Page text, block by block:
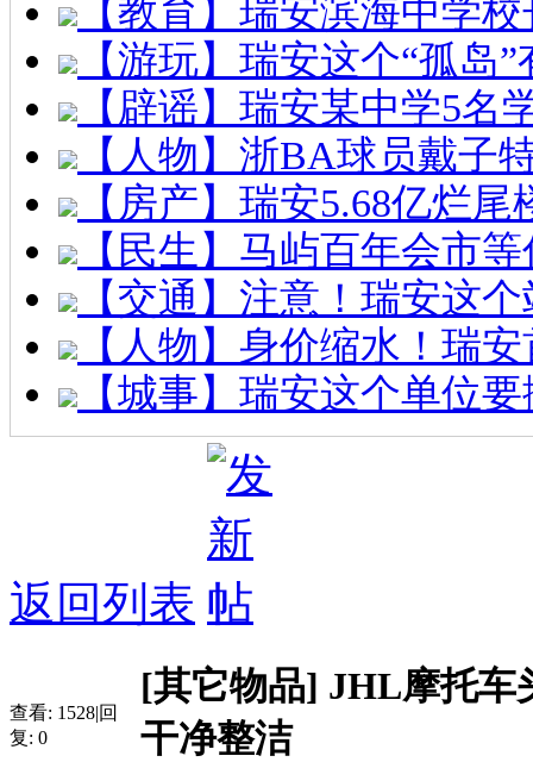
【教育】瑞安滨海中学
【游玩】瑞安这个“孤岛
【辟谣】瑞安某中学5名
【人物】浙BA球员戴子
【房产】瑞安5.68亿烂
【民生】马屿百年会市
【交通】注意！瑞安这
【人物】身价缩水！瑞
【城事】瑞安这个单位
返回列表
查看: 1528|回
复: 0
[其它物品] JHL摩托车
干净整洁